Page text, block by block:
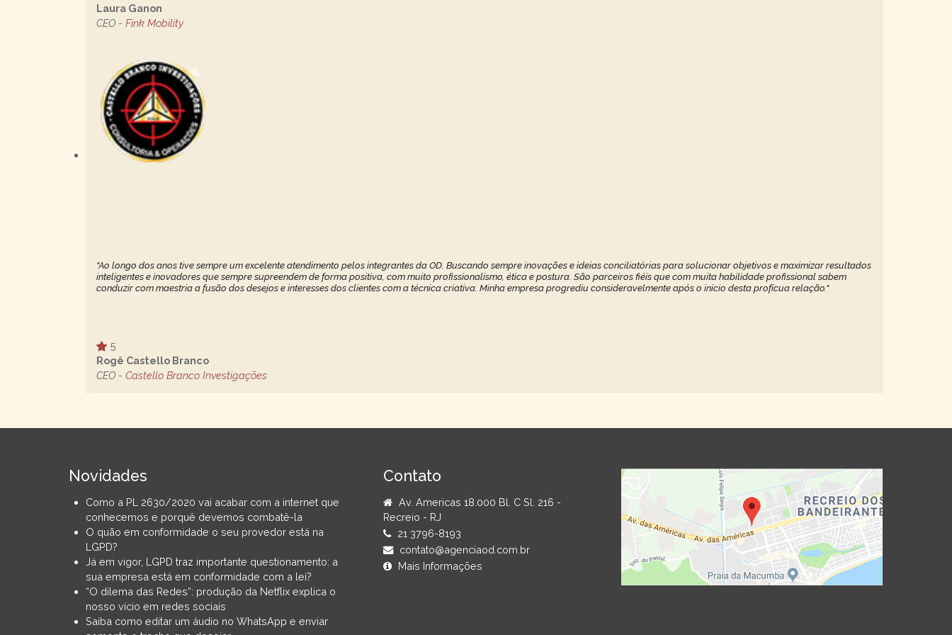
Laura Ganon
CEO - Fink Mobility
"Ao longo dos anos tive sempre um excelente atendimento pelos integrantes da OD. Buscando sempre inovações e ideias conciliatórias para solucionar objetivos e maximizar resultados
inteligentes e inovadores que sempre supreendem de forma positiva, com muito profissionalismo, ética e postura. São parceiros fiéis que com muita habilidade profissional sabem
conduzir com maestria a fusão dos desejos e interesses dos clientes com a técnica criativa. Minha empresa progrediu consideravelmente após o início desta profícua relação."
5
Rogê Castello Branco
CEO - Castello Branco Investigações
Novidades
Como a PL 2630/2020 vai acabar com a internet que
conhecemos e porquê devemos combatê-la
O quão em conformidade o seu provedor está na
LGPD?
Já em vigor, LGPD traz importante questionamento: a
sua empresa está em conformidade com a lei?
“O dilema das Redes”: produção da Netflix explica o
nosso vício em redes sociais
Saiba como editar um áudio no WhatsApp e enviar
Contato
Av. Americas 18.000 Bl. C Sl. 216 -
Recreio - RJ
21 3796-8193
contato@agenciaod.com.br
Mais Informações